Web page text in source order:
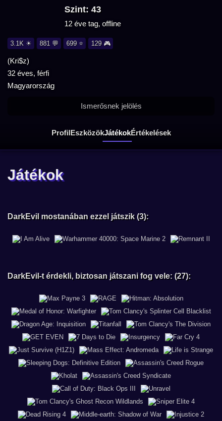
Szint: 43
12 éve tag, offline
3.1K ☀ 881 💬 699 ⭐ 129 🎮
(Kri$z)
32 éves, férfi
Magyarország
ProfilEszközökJátékokÉrtékelések
Ismerősnek jelölés
Játékok
DarkEvil mostanában ezzel játszik (3):
DarkEvil-t érdekli, biztosan játszani fog vele: (27):